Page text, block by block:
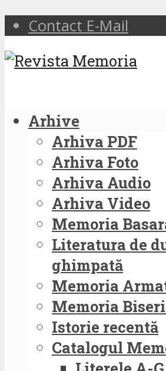
Contact E-Mail
Arhive
Arhiva PDF
Arhiva Foto
Arhiva Audio
Arhiva Video
Memoria
Literatura de
ghimpată
Memoria
Memoria
Istorie recentă
Catalogul